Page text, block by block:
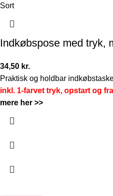
Sort
Indkøbspose med tryk,
34,50 kr.
Praktisk og holdbar
inkl. 1-farvet tryk, opstart og
mere her >>